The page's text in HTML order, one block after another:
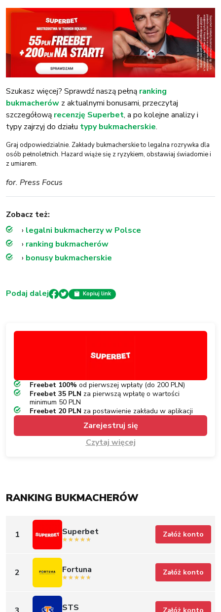
Szukasz więcej? Sprawdź naszą pełną ranking
bukmacherów z aktualnymi bonusami, przeczytaj
szczegółową recenzję Superbet, a po kolejne analizy i
typy zajrzyj do działu typy bukmacherskie.
Graj odpowiedzialnie. Zakłady bukmacherskie to legalna rozrywka dla
osób pełnoletnich. Hazard wiąże się z ryzykiem, obstawiaj świadomie i
z umiarem.
for. Press Focus
Zobacz też:
› legalni bukmacherzy w Polsce
› ranking bukmacherów
› bonusy bukmacherskie
Podaj dalej Kopiuj link
Freebet 100% od pierwszej wpłaty (do 200 PLN)
Freebet 35 PLN za pierwszą wpłatę o wartości
minimum 50 PLN
Freebet 20 PLN za postawienie zakładu w aplikacji
Zarejestruj się
Czytaj więcej
RANKING BUKMACHERÓW
1 Superbet Załóż konto
2 Fortuna Załóż konto
STS